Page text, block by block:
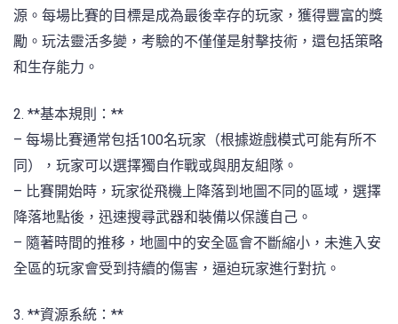
源。每場比賽的目標是成為最後幸存的玩家，獲得豐富的獎
勵。玩法靈活多變，考驗的不僅僅是射擊技術，還包括策略
和生存能力。
2. **基本規則：**
– 每場比賽通常包括100名玩家（根據遊戲模式可能有所不
同），玩家可以選擇獨自作戰或與朋友組隊。
– 比賽開始時，玩家從飛機上降落到地圖不同的區域，選擇
降落地點後，迅速搜尋武器和裝備以保護自己。
– 隨著時間的推移，地圖中的安全區會不斷縮小，未進入安
全區的玩家會受到持續的傷害，逼迫玩家進行對抗。
3. **資源系統：**